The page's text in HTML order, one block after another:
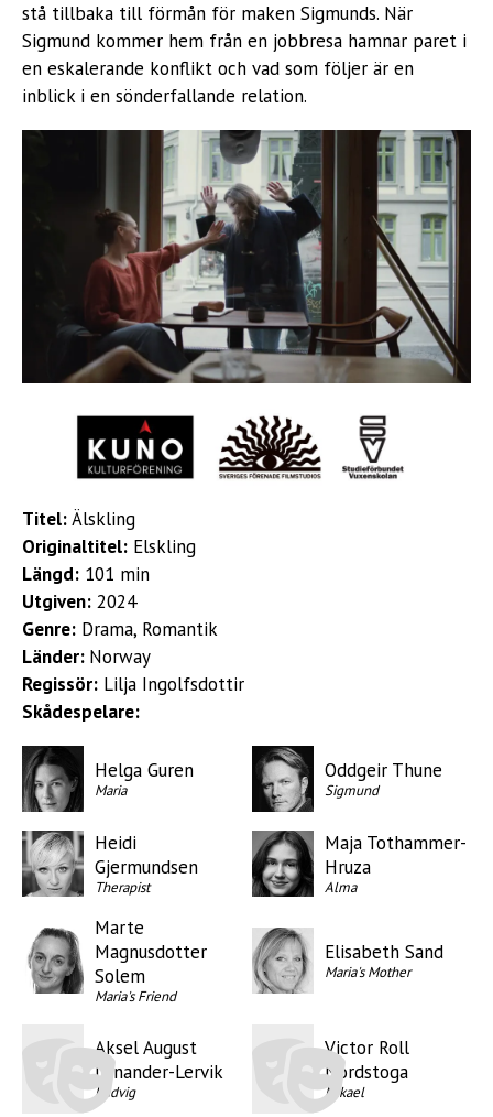
stå tillbaka till förmån för maken Sigmunds. När
Sigmund kommer hem från en jobbresa hamnar paret i
en eskalerande konflikt och vad som följer är en
inblick i en sönderfallande relation.
Titel:Älskling
Originaltitel: Elskling
Längd: 101 min
Utgiven: 2024
Genre: Drama, Romantik
Länder: Norway
Regissör: Lilja Ingolfsdottir
Skådespelare:
Helga Guren
Maria
Oddgeir Thune
Sigmund
Heidi
Gjermundsen
Therapist
Maja Tothammer-
Hruza
Alma
Marte
Magnusdotter
Solem
Maria's Friend
Elisabeth Sand
Maria's Mother
Aksel August
Lenander-Lervik
Ludvig
Victor Roll
Nordstoga
Mikael